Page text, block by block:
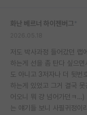
화난 베르너 하이젠버그
저도 박사과정 들어갔던 랩
하는게 선을 좀 탄다 싶으
도 아니고 3저자나 더 뒷번
하는게 있었고 그거 결국
어오니 뭐 걍 넘어가던ㅋ…)
는 얘기들 보니 사필귀정이